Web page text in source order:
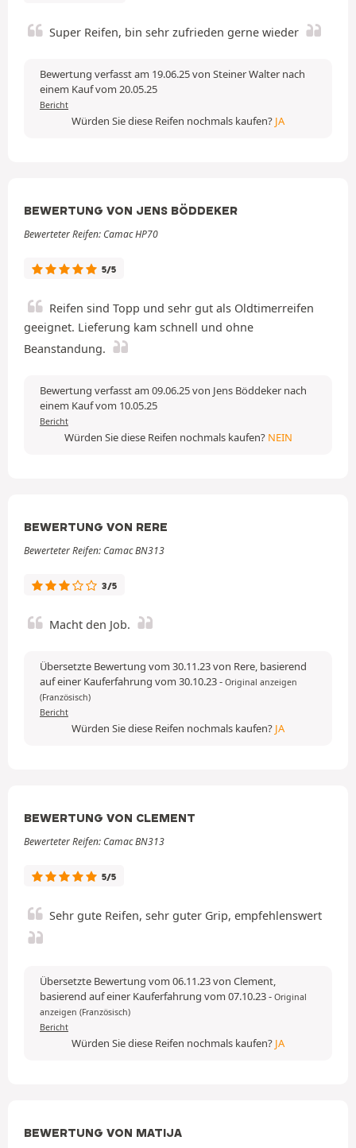
Super Reifen, bin sehr zufrieden gerne wieder
Bewertung verfasst am 19.06.25 von Steiner Walter nach
einem Kauf vom 20.05.25
Bericht
Würden Sie diese Reifen nochmals kaufen? JA
BEWERTUNG VON JENS BÖDDEKER
Bewerteter Reifen: Camac HP70
5/5
Reifen sind Topp und sehr gut als Oldtimerreifen
geeignet. Lieferung kam schnell und ohne
Beanstandung.
Bewertung verfasst am 09.06.25 von Jens Böddeker nach
einem Kauf vom 10.05.25
Bericht
Würden Sie diese Reifen nochmals kaufen? NEIN
BEWERTUNG VON RERE
Bewerteter Reifen: Camac BN313
3/5
Macht den Job.
Übersetzte Bewertung vom 30.11.23 von Rere, basierend
auf einer Kauferfahrung vom 30.10.23- Original anzeigen
(Französisch)
Bericht
Würden Sie diese Reifen nochmals kaufen? JA
BEWERTUNG VON CLEMENT
Bewerteter Reifen: Camac BN313
5/5
Sehr gute Reifen, sehr guter Grip, empfehlenswert
Übersetzte Bewertung vom 06.11.23 von Clement,
basierend auf einer Kauferfahrung vom 07.10.23- Original
anzeigen (Französisch)
Bericht
Würden Sie diese Reifen nochmals kaufen? JA
BEWERTUNG VON MATIJA